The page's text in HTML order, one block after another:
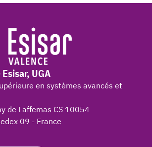
UGA
en systèmes avancés et
de Laffemas CS 10054
09 - France